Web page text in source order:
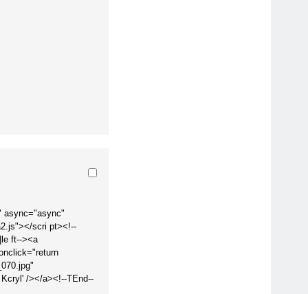
async="async"
scri pt><!--
ft--><a
/></a><!--TEnd--